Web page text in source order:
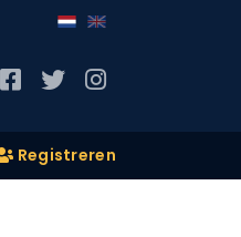
Registreren